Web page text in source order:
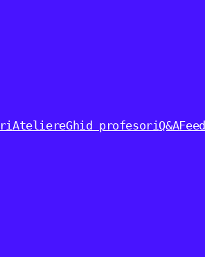
AteliereGhid profesoriQ&AFeed